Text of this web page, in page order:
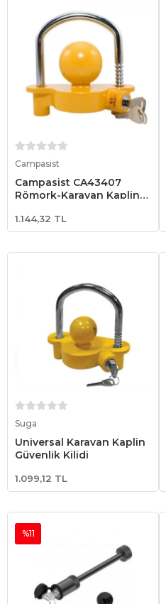
Campasist
Campasist CA43407
Römork-Karavan Kaplin
1.144,32 TL
Suga
Universal Karavan Kaplin
Güvenlik Kilidi
1.099,12 TL
%11